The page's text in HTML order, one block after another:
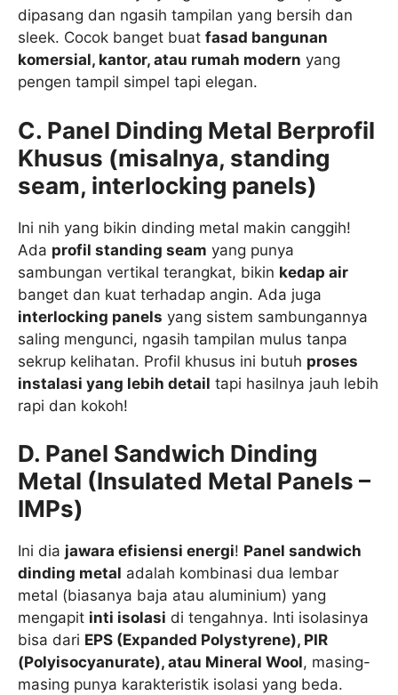
dipasang dan ngasih tampilan yang bersih dan
sleek. Cocok banget buat fasad bangunan
komersial, kantor, atau rumah modern yang
pengen tampil simpel tapi elegan.
C. Panel Dinding Metal Berprofil
Khusus (misalnya, standing
seam, interlocking panels)
Ini nih yang bikin dinding metal makin canggih!
Ada profil standing seam yang punya
sambungan vertikal terangkat, bikin kedap air
banget dan kuat terhadap angin. Ada juga
interlocking panels yang sistem sambungannya
saling mengunci, ngasih tampilan mulus tanpa
sekrup kelihatan. Profil khusus ini butuh proses
instalasi yang lebih detail tapi hasilnya jauh lebih
rapi dan kokoh!
D. Panel Sandwich Dinding
Metal (Insulated Metal Panels –
IMPs)
Ini dia jawara efisiensi energi! Panel sandwich
dinding metal adalah kombinasi dua lembar
metal (biasanya baja atau aluminium) yang
mengapit inti isolasi di tengahnya. Inti isolasinya
bisa dari EPS (Expanded Polystyrene), PIR
(Polyisocyanurate), atau Mineral Wool, masing-
masing punya karakteristik isolasi yang beda.